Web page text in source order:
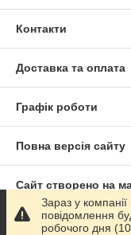
Контакти
Доставка та оплата
Графік роботи
Повна версія сайту
Сайт створено на
Політика
Зараз у
повідомлення
робочого дня